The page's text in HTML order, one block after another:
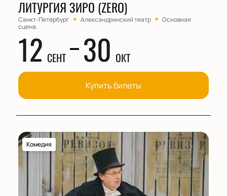
ЛИТУРГИЯ ЗИРО (ZERO)
Санкт-Петербург Александринский театр
Основная
сцена
12 СЕНТ 30 ОКТ
Купить билеты
Комедия